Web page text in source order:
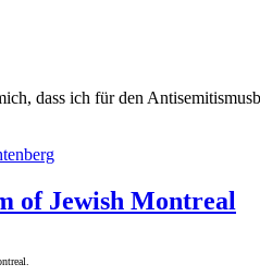
dass ich für den
of Jewish Montreal